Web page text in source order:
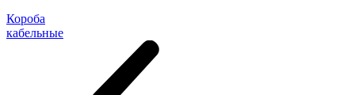
Короба
кабельные